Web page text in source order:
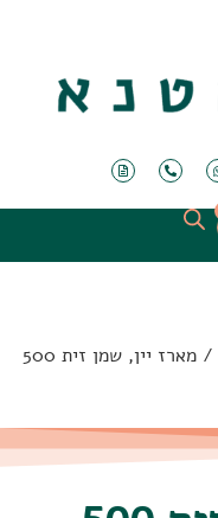
/ מארז יין, שמן זית 500